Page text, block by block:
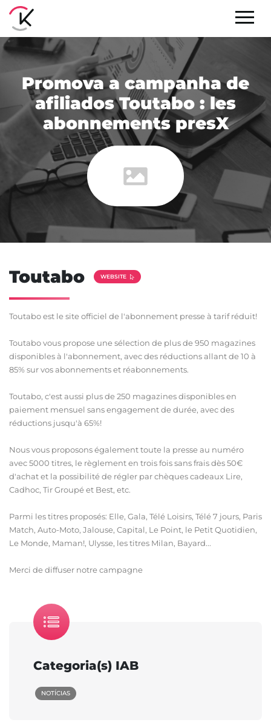
Promova a campanha de
afiliados Toutabo : les
abonnements presX
Toutabo WEBSITE
Toutabo est le site officiel de l'abonnement presse à tarif réduit!
Toutabo vous propose une sélection de plus de 950 magazines
disponibles à l'abonnement, avec des réductions allant de 10 à
85% sur vos abonnements et réabonnements.
Toutabo, c'est aussi plus de 250 magazines disponibles en
paiement mensuel sans engagement de durée, avec des
réductions jusqu'à 65%!
Nous vous proposons également toute la presse au numéro
avec 5000 titres, le règlement en trois fois sans frais dès 50€
d'achat et la possibilité de régler par chèques cadeaux Lire,
Cadhoc, Tir Groupé et Best, etc.
Parmi les titres proposés: Elle, Gala, Télé Loisirs, Télé 7 jours, Paris
Match, Auto-Moto, Jalouse, Capital, Le Point, le Petit Quotidien,
Le Monde, Maman!, Ulysse, les titres Milan, Bayard...
Merci de diffuser notre campagne
Categoria(s) IAB
NOTÍCIAS